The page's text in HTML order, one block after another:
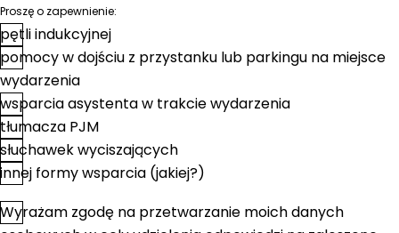
Proszę o zapewnienie:
pętli indukcyjnej
pomocy w dojściu z przystanku lub parkingu na miejsce
wydarzenia
wsparcia asystenta w trakcie wydarzenia
tłumacza PJM
słuchawek wyciszających
innej formy wsparcia (jakiej?)
Zgoda*
Wyrażam zgodę na przetwarzanie moich danych